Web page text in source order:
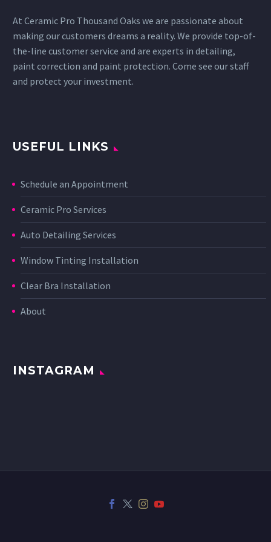
At Ceramic Pro Thousand Oaks we are passionate about
making our customers dreams a reality. We provide top-of-
the-line customer service and are experts in detailing,
paint correction and paint protection. Come see our staff
and protect your investment.
USEFUL LINKS
Schedule an Appointment
Ceramic Pro Services
Auto Detailing Services
Window Tinting Installation
Clear Bra Installation
About
INSTAGRAM